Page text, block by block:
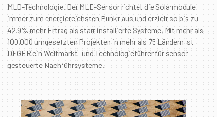
MLD-Technologie. Der MLD-Sensor richtet die Solarmodule
immer zum energiereichsten Punkt aus und erzielt so bis zu
42,9% mehr Ertrag als starr installierte Systeme. Mit mehr als
100.000 umgesetzten Projekten in mehr als 75 Ländern ist
DEGER ein Weltmarkt- und Technologieführer für sensor-
gesteuerte Nachführsysteme.